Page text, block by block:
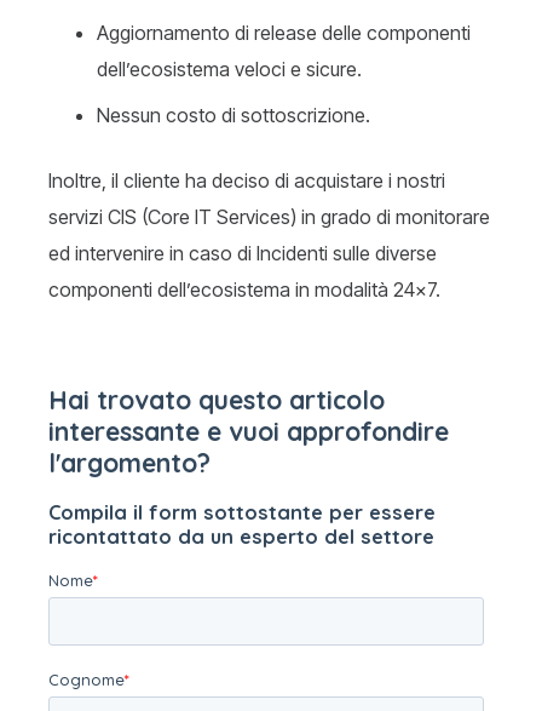
Aggiornamento di release delle componenti
dell’ecosistema veloci e sicure.
Nessun costo di sottoscrizione.
Inoltre, il cliente ha deciso di acquistare i nostri
servizi CIS (Core IT Services) in grado di monitorare
ed intervenire in caso di Incidenti sulle diverse
componenti dell’ecosistema in modalità 24×7.